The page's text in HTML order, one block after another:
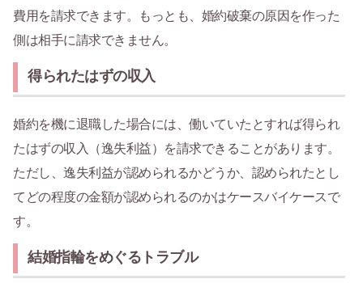
費用を請求できます。もっとも、婚約破棄の原因を作った
側は相手に請求できません。
得られたはずの収入
婚約を機に退職した場合には、働いていたとすれば得られ
たはずの収入（逸失利益）を請求できることがあります。
ただし、逸失利益が認められるかどうか、認められたとし
てどの程度の金額が認められるのかはケースバイケースで
す。
結婚指輪をめぐるトラブル